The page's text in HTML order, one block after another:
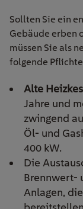
Sollten Sie ein
Gebäude erben
müssen Sie als
folgende
Alte
Jahre und
zwingend
Öl- und
400 kW.
Die
Brennwert-
Anlagen,